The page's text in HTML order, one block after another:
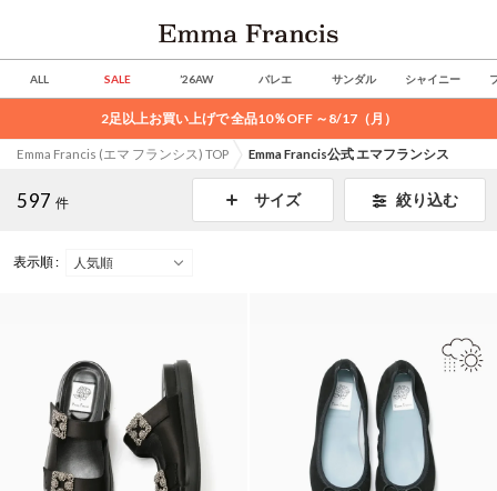
ALL SALE ’26AW バレエ サンダル シャイニー
2足以上お買い上げで 全品10％OFF ～8/17（月）
Emma Francis (エマ フランシス) TOP Emma Francis公式 エマフランシス
597 件 サイズ 絞り込む
表示順 :